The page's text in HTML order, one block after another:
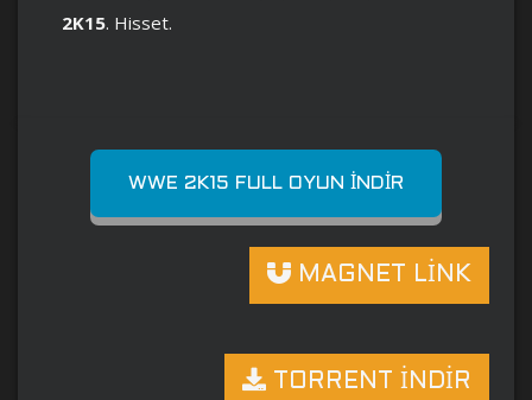
2K15. Hisset.
WWE 2K15 FULL OYUN İNDIR
MAGNET LİNK
TORRENT İNDİR